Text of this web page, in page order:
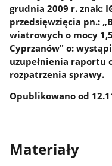
grudnia 2009 r. znak:
przedsięwzięcia pn.:
wiatrowych o mocy
Cyprzanów" o:
uzupełnienia raportu
rozpatrzenia sprawy.
Opublikowano od
Materiały